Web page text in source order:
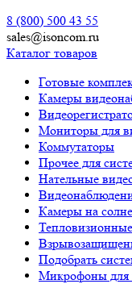
8 (800) 500 43 55
sales@isoncom.ru
Каталог товаров
Готовые
Камеры
Мониторы для
Коммутаторы
Прочее для
Нательные
Камеры на
Подобрать
Микрофоны для